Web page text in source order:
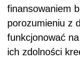
finansowaniem
porozumieniu z
funkcjonować
ich zdolności